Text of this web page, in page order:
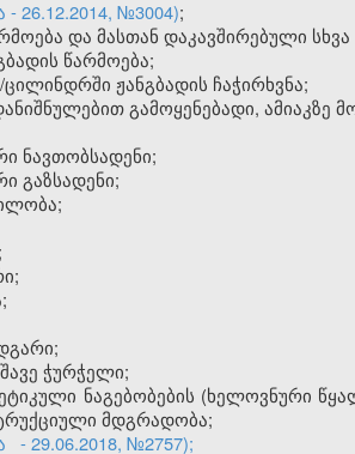
26.12.2014, №3004);
და მასთან დაკავშირებული
წარმოება;
ცილინდრში ჟანგბადის ჩაჭირხვნა;
გამოყენებადი, ამიაკზე
ნავთობსადენი;
გაზსადენი;
ჭურჭელი;
ნაგებობების (ხელოვნური
მდგრადობა;
29.06.2018, №2757);